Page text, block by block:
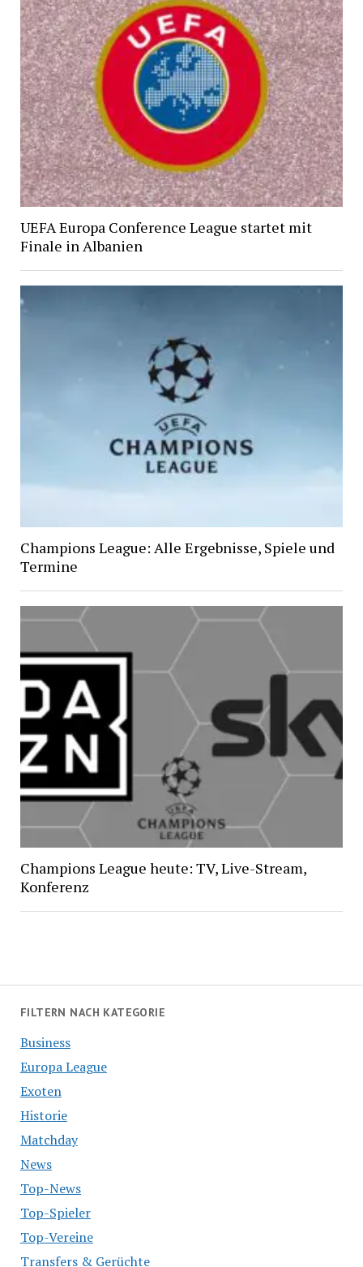
UEFA Europa Conference League startet mit
Finale in Albanien
Champions League: Alle Ergebnisse, Spiele und
Termine
Champions League heute: TV, Live-Stream,
Konferenz
FILTERN NACH KATEGORIE
Business
Europa League
Exoten
Historie
Matchday
News
Top-News
Top-Spieler
Top-Vereine
Transfers & Gerüchte